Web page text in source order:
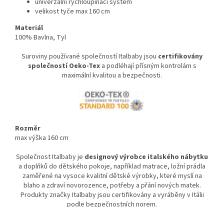
velikost tyče max 160 cm
Materiál
100% Bavlna, Tyl
Suroviny používané společností Italbaby jsou certifikovány
společností Oeko-Texa podléhají přísným kontrolám s
maximální kvalitou a bezpečnosti.
Rozměr
max výška 160 cm
Společnost Italbaby je designový výrobce italského nábytku
a doplňků do dětského pokoje, například matrace, ložní prádla
zaměřené na vysoce kvalitní dětské výrobky, které myslí na
blaho a zdraví novorozence, potřeby a přání nových matek.
Produkty značky Italbaby jsou certifikovány a vyráběny v Itálii
podle bezpečnostních norem.